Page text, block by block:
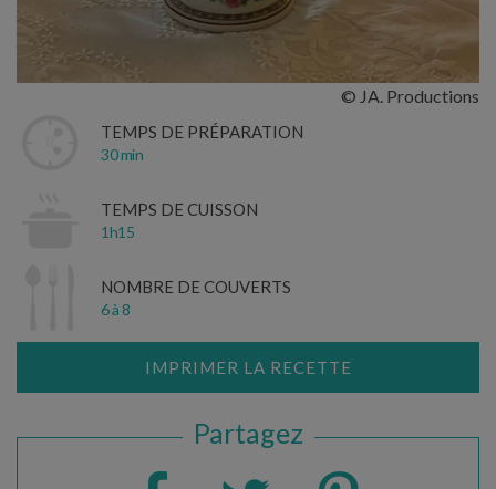
© JA. Productions
TEMPS DE PRÉPARATION
30 min
TEMPS DE CUISSON
1h15
NOMBRE DE COUVERTS
6 à 8
IMPRIMER LA RECETTE
Partagez